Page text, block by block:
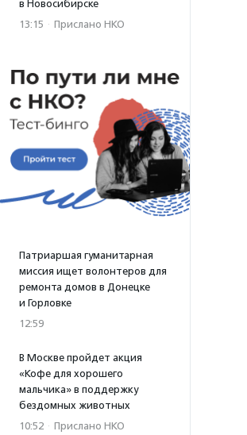
в Новосибирске
13:15 · Прислано НКО
Патриаршая гуманитарная
миссия ищет волонтеров для
ремонта домов в Донецке
и Горловке
12:59
В Москве пройдет акция
«Кофе для хорошего
мальчика» в поддержку
бездомных животных
10:52 · Прислано НКО